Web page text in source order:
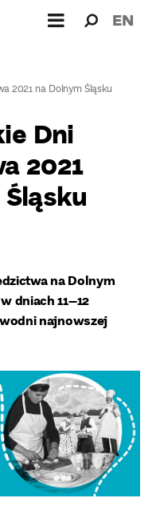
dla: EN
2021 na Dolnym Śląsku
Dni
2021
na Dolnym
dniach 11–12
najnowszej